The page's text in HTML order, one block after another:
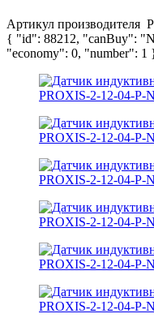
Артикул производителя
{ "id": 88212, "canBuy":
"economy": 0, "number": 1